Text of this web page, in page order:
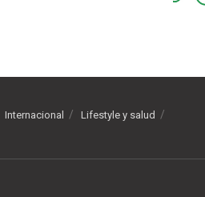
Internacional
Lifestyle y salud